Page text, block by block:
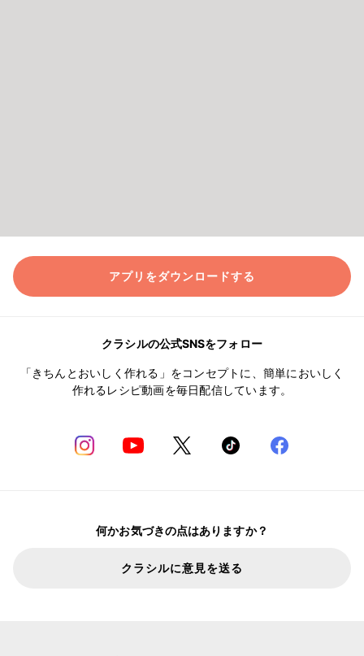
アプリをダウンロードする
クラシルの公式SNSをフォロー
「きちんとおいしく作れる」をコンセプトに、簡単においしく
作れるレシピ動画を毎日配信しています。
何かお気づきの点はありますか？
クラシルに意見を送る